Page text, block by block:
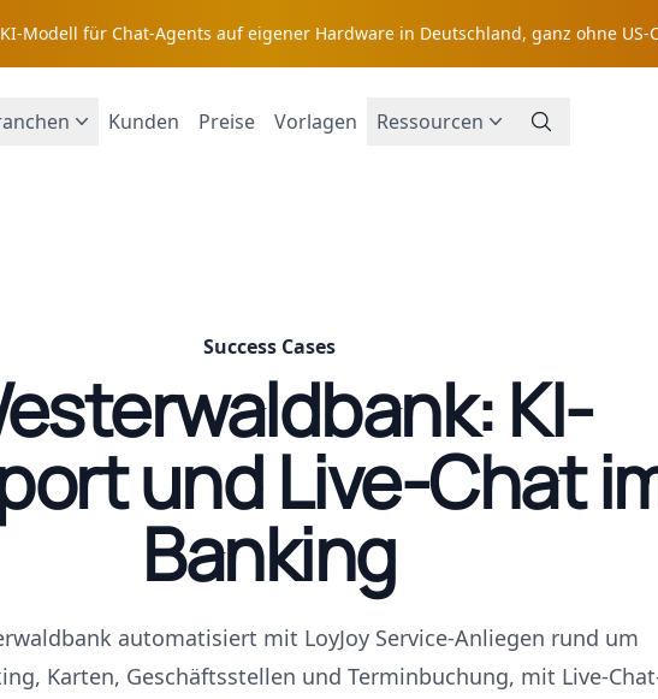
Modell für Chat-Agents auf eigener Hardware in Deutschland, ganz ohne US-
Kunden Preise Vorlagen Ressourcen
Success Cases
KI-
und Live-Chat
Banking
automatisiert mit LoyJoy Service-Anliegen rund um
Karten, Geschäftsstellen und Terminbuchung, mit Live-